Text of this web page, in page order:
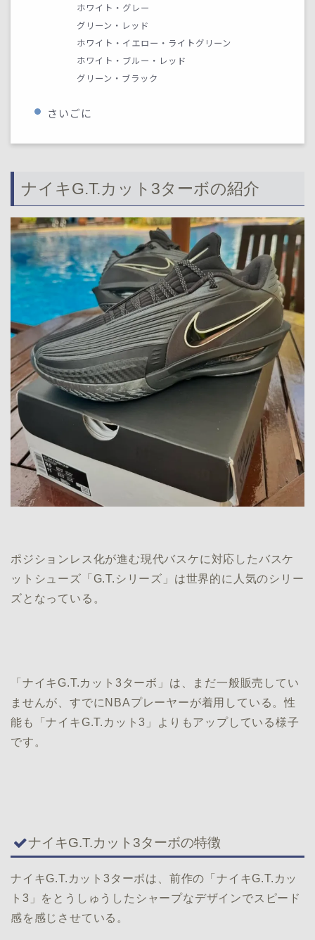
ホワイト・グレー
グリーン・レッド
ホワイト・イエロー・ライトグリーン
ホワイト・ブルー・レッド
グリーン・ブラック
さいごに
ナイキG.T.カット3ターボの紹介
ポジションレス化が進む現代バスケに対応したバスケ
ットシューズ「G.T.シリーズ」は世界的に人気のシリー
ズとなっている。
「ナイキG.T.カット3ターボ」は、まだ一般販売してい
ませんが、すでにNBAプレーヤーが着用している。性
能も「ナイキG.T.カット3」よりもアップしている様子
です。
ナイキG.T.カット3ターボの特徴
ナイキG.T.カット3ターボは、前作の「ナイキG.T.カッ
ト3」をとうしゅうしたシャープなデザインでスピード
感を感じさせている。